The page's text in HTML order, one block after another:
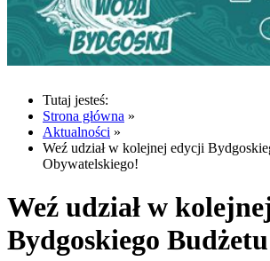
Tutaj jesteś:
Strona główna »
Aktualności »
Weź udział w kolejnej edycji
Obywatelskiego!
Weź udział w
Bydgoskiego Budżetu